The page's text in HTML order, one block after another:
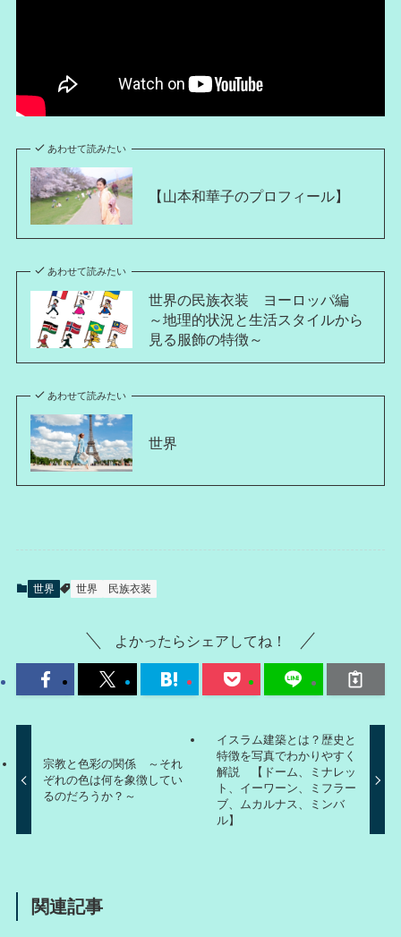
あわせて読みたい
【山本和華子のプロフィール】
あわせて読みたい
世界の民族衣装 ヨーロッパ編
～地理的状況と生活スタイルから
見る服飾の特徴～
あわせて読みたい
世界
世界 世界 民族衣装
よかったらシェアしてね！
宗教と色彩の関係 ～それ
ぞれの色は何を象徴してい
るのだろうか？～
イスラム建築とは？歴史と
特徴を写真でわかりやすく
解説 【ドーム、ミナレッ
ト、イーワーン、ミフラー
ブ、ムカルナス、ミンバ
ル】
関連記事